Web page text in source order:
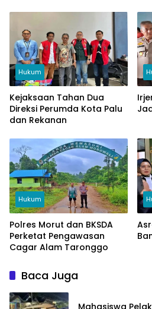
Hukum
Kejaksaan Tahan Dua
Direksi Perumda Kota Palu
dan Rekanan
Hukum
Polres Morut dan BKSDA
Perketat Pengawasan
Cagar Alam Taronggo
Baca Juga